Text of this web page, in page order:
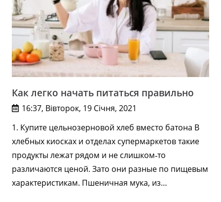
Как легко начать питаться правильно
16:37, Вівторок, 19 Січня, 2021
1. Купите цельнозерновой хлеб вместо батона В
хлебных киосках и отделах супермаркетов такие
продукты лежат рядом и не слишком‑то
различаются ценой. Зато они разные по пищевым
характеристикам. Пшеничная мука, из…